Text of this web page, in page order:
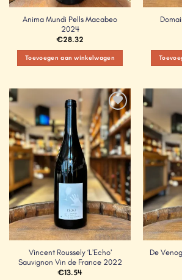
Anima Mundi Pells Macabeo
2024
€28.32
Toevoegen aan winkelwagen
Add to
Wishlist
Vincent Roussely ‘L’Echo’
Sauvignon Vin de France 2022
€13.54
De